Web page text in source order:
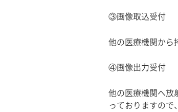
③画像取込受付
他の医療機関から
④画像出力受付
他の医療機関へ放
っておりますので